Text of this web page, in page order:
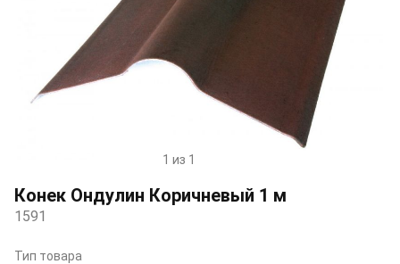
1
of
1
1 из 1
Конек Ондулин Коричневый 1 м
1591
Тип товара